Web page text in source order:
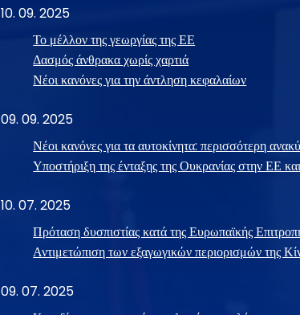
10. 09. 2025
Το μέλλον της γεωργίας της ΕΕ
Δασμός άνθρακα χωρίς χαρτιά
Νέοι κανόνες για την άντληση κεφαλαίων
09. 09. 2025
Νέοι κανόνες για τα αυτοκίνητα: περισσότερη
Υποστήριξη της ένταξης της Ουκρανίας στην ΕΕ
10. 07. 2025
Πρόταση δυσπιστίας κατά της Ευρωπαϊκής
Αντιμετώπιση των εξαγωγικών περιορισμών της
09. 07. 2025